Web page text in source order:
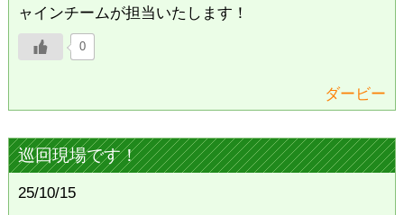
ャインチームが担当いたします！
0
ダービー
巡回現場です！
25/10/15